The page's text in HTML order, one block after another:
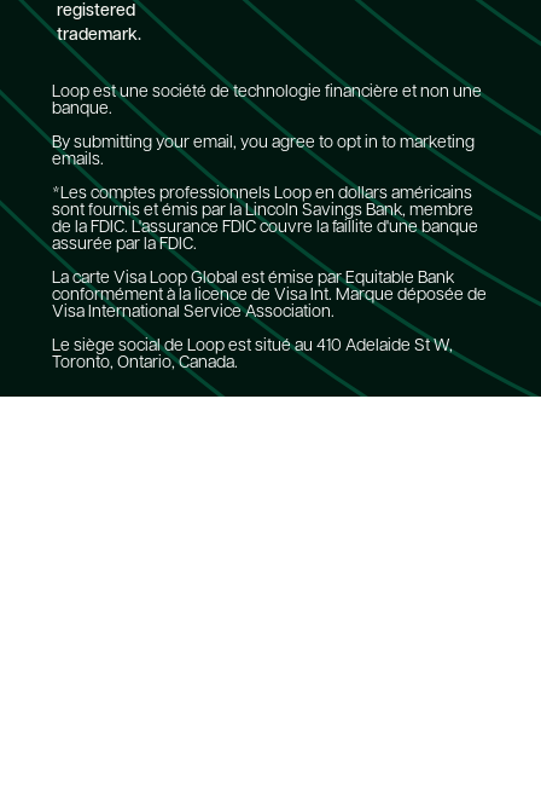
registered
trademark.
Loop est une société de technologie financière et non une
banque.
By submitting your email, you agree to opt in to marketing
emails.
*Les comptes professionnels Loop en dollars américains
sont fournis et émis par la Lincoln Savings Bank, membre
de la FDIC. L'assurance FDIC couvre la faillite d'une banque
assurée par la FDIC.
La carte Visa Loop Global est émise par Equitable Bank
conformément à la licence de Visa Int. Marque déposée de
Visa International Service Association.
Le siège social de Loop est situé au 410 Adelaide St W,
Toronto, Ontario, Canada.